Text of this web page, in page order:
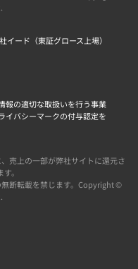
イード（東証グロース上場）
報の適切な取扱いを行う事業
イバシーマークの付与認定を
売上の一部が弊社サイトに還元さ
。
断転載を禁じます。Copyright ©